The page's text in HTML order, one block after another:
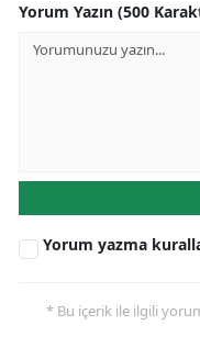
Yorum Yazın (500
Yorum yazma
* Bu içerik ile ilgili